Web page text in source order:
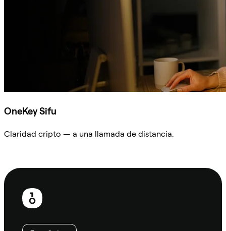
OneKey Sifu
Claridad cripto — a una llamada de distancia.
Pie
página